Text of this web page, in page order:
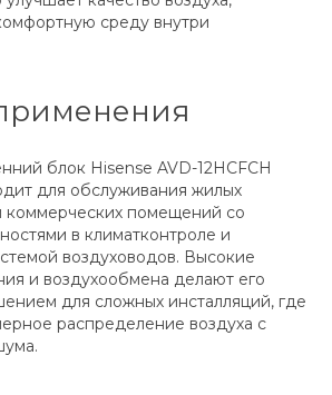
среду внутри
блок Hisense AVD-12HCFCH
для обслуживания жилых
коммерческих помещений со
в климатконтроле и
воздуховодов. Высокие
и воздухообмена делают его
для сложных инсталляций, где
распределение воздуха с